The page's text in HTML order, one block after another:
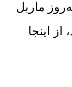
ماربل
اینجا